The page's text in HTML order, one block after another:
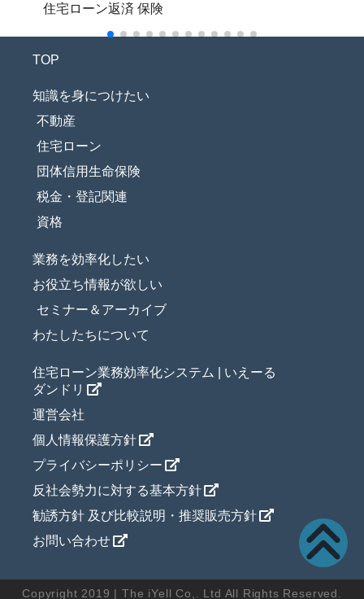
住宅ローン返済 保険
TOP
知識を身につけたい
不動産
住宅ローン
団体信用生命保険
税金・登記関連
資格
業務を効率化したい
お役立ち情報が欲しい
セミナー＆アーカイブ
わたしたちについて
住宅ローン業務効率化システム | いえーる
ダンドリ
運営会社
個人情報保護方針
プライバシーポリシー
反社会勢力に対する基本方針
勧誘方針 及び比較説明・推奨販売方針
お問い合わせ
Copyright 2019 | The iYell Co,. Ltd All Rights Reserved.